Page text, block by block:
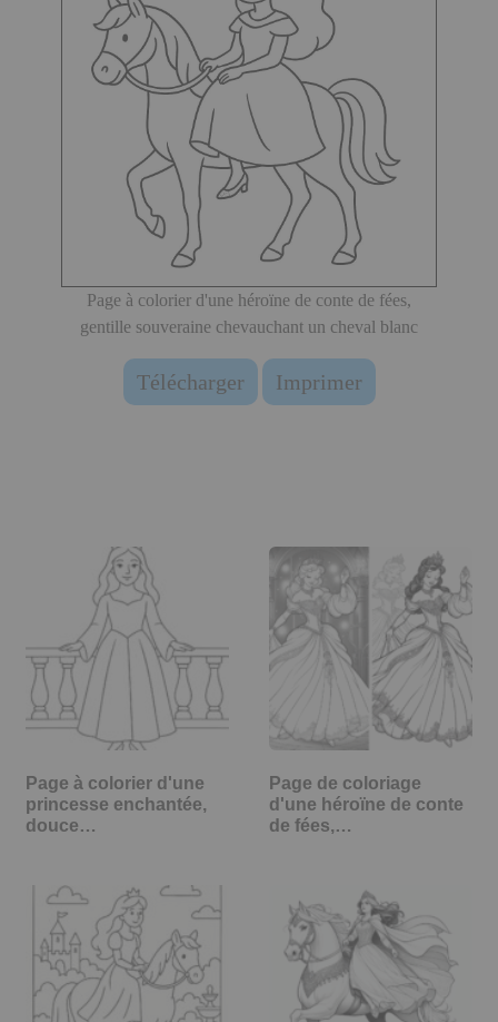
Page à colorier d'une héroïne de conte de fées,
gentille souveraine chevauchant un cheval blanc
Télécharger Imprimer
Page à colorier d'une
princesse enchantée,
douce…
Page de coloriage
d'une héroïne de conte
de fées,…